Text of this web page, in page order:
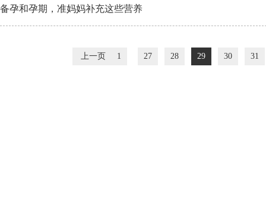
备孕和孕期，准妈妈补充这些营养
上一页 1 27 28 29 30 31